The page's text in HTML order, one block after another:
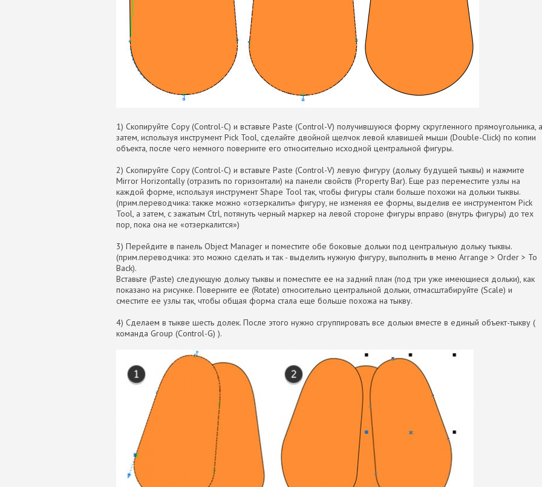
1) Скопируйте Copy (Control-C) и вставьте Paste (Control-V) получившуюся форму скругленного прямоугольника, а
затем, используя инструмент Pick Tool, сделайте двойной щелчок левой клавишей мыши (Double-Click) по копии
объекта, после чего немного поверните его относительно исходной центральной фигуры.
2) Скопируйте Copy (Control-C) и вставьте Paste (Control-V) левую фигуру (дольку будущей тыквы) и нажмите
Mirror Horizontally (отразить по горизонтали) на панели свойств (Property Bar). Еще раз переместите узлы на
каждой форме, используя инструмент Shape Tool так, чтобы фигуры стали больше похожи на дольки тыквы.
(прим.переводчика: также можно «отзеркалить» фигуру, не изменяя ее формы, выделив ее инструментом Pick
Tool, а затем, с зажатым Ctrl, потянуть черный маркер на левой стороне фигуры вправо (внутрь фигуры) до тех
пор, пока она не «отзеркалится»)
3) Перейдите в панель Object Manager и поместите обе боковые дольки под центральную дольку тыквы.
(прим.переводчика: это можно сделать и так - выделить нужную фигуру, выполнить в меню Arrange > Order > To
Back).
Вставьте (Paste) следующую дольку тыквы и поместите ее на задний план (под три уже имеющиеся дольки), как
показано на рисунке. Поверните ее (Rotate) относительно центральной дольки, отмасштабируйте (Scale) и
сместите ее узлы так, чтобы общая форма стала еще больше похожа на тыкву.
4) Сделаем в тыкве шесть долек. После этого нужно сгруппировать все дольки вместе в единый объект-тыкву (
команда Group (Control-G) ).